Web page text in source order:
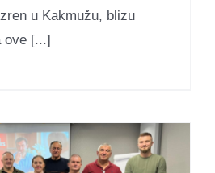
u Kakmužu, blizu
ove [...]